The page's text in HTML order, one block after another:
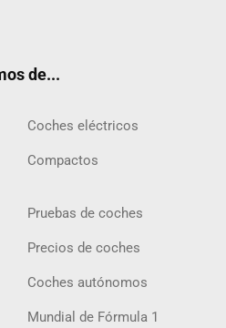
de...
Coches eléctricos
Compactos
Pruebas de coches
Precios de coches
Coches autónomos
Mundial de Fórmula 1